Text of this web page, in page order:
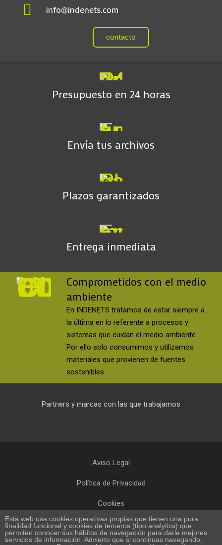
info@indenets.com
contacto
Presupuesto en 24 horas
Envía tus archivos
Plazos garantizados
Entrega inmediata
Comprometidos con el medio
ambiente
En INDENETS tratamos de estar siempre a
la última en lo referente a procesos y
sistemas que cuidan el medio ambiente.
Por ello solo consumimos y utilizamos
materiales que provienen de fuentes
sostenibles.
Partners y marcas con las que trabajamos
Aviso Legal
Política de Privacidad
Cookies
Política de Calidad
Esta web usa cookies operativas propias que tienen una pura
finalidad funcional y cookies de terceros (tipo analytics) que
permiten conocer sus hábitos de navegación para darle mejores
servicios de información. Advierto que si continuas navegando,